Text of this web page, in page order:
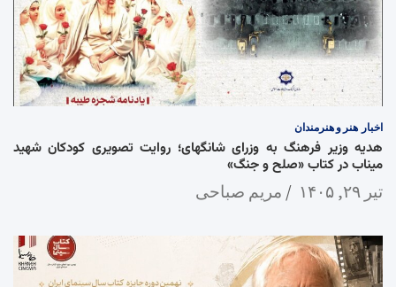
اخبار هنر و هنرمندان
هدیه وزیر فرهنگ به وزرای شانگهای؛ روایت تصویری کودکان شهید
میناب در کتاب «صلح و جنگ»
تیر ۲۹, ۱۴۰۵ مریم صباحی